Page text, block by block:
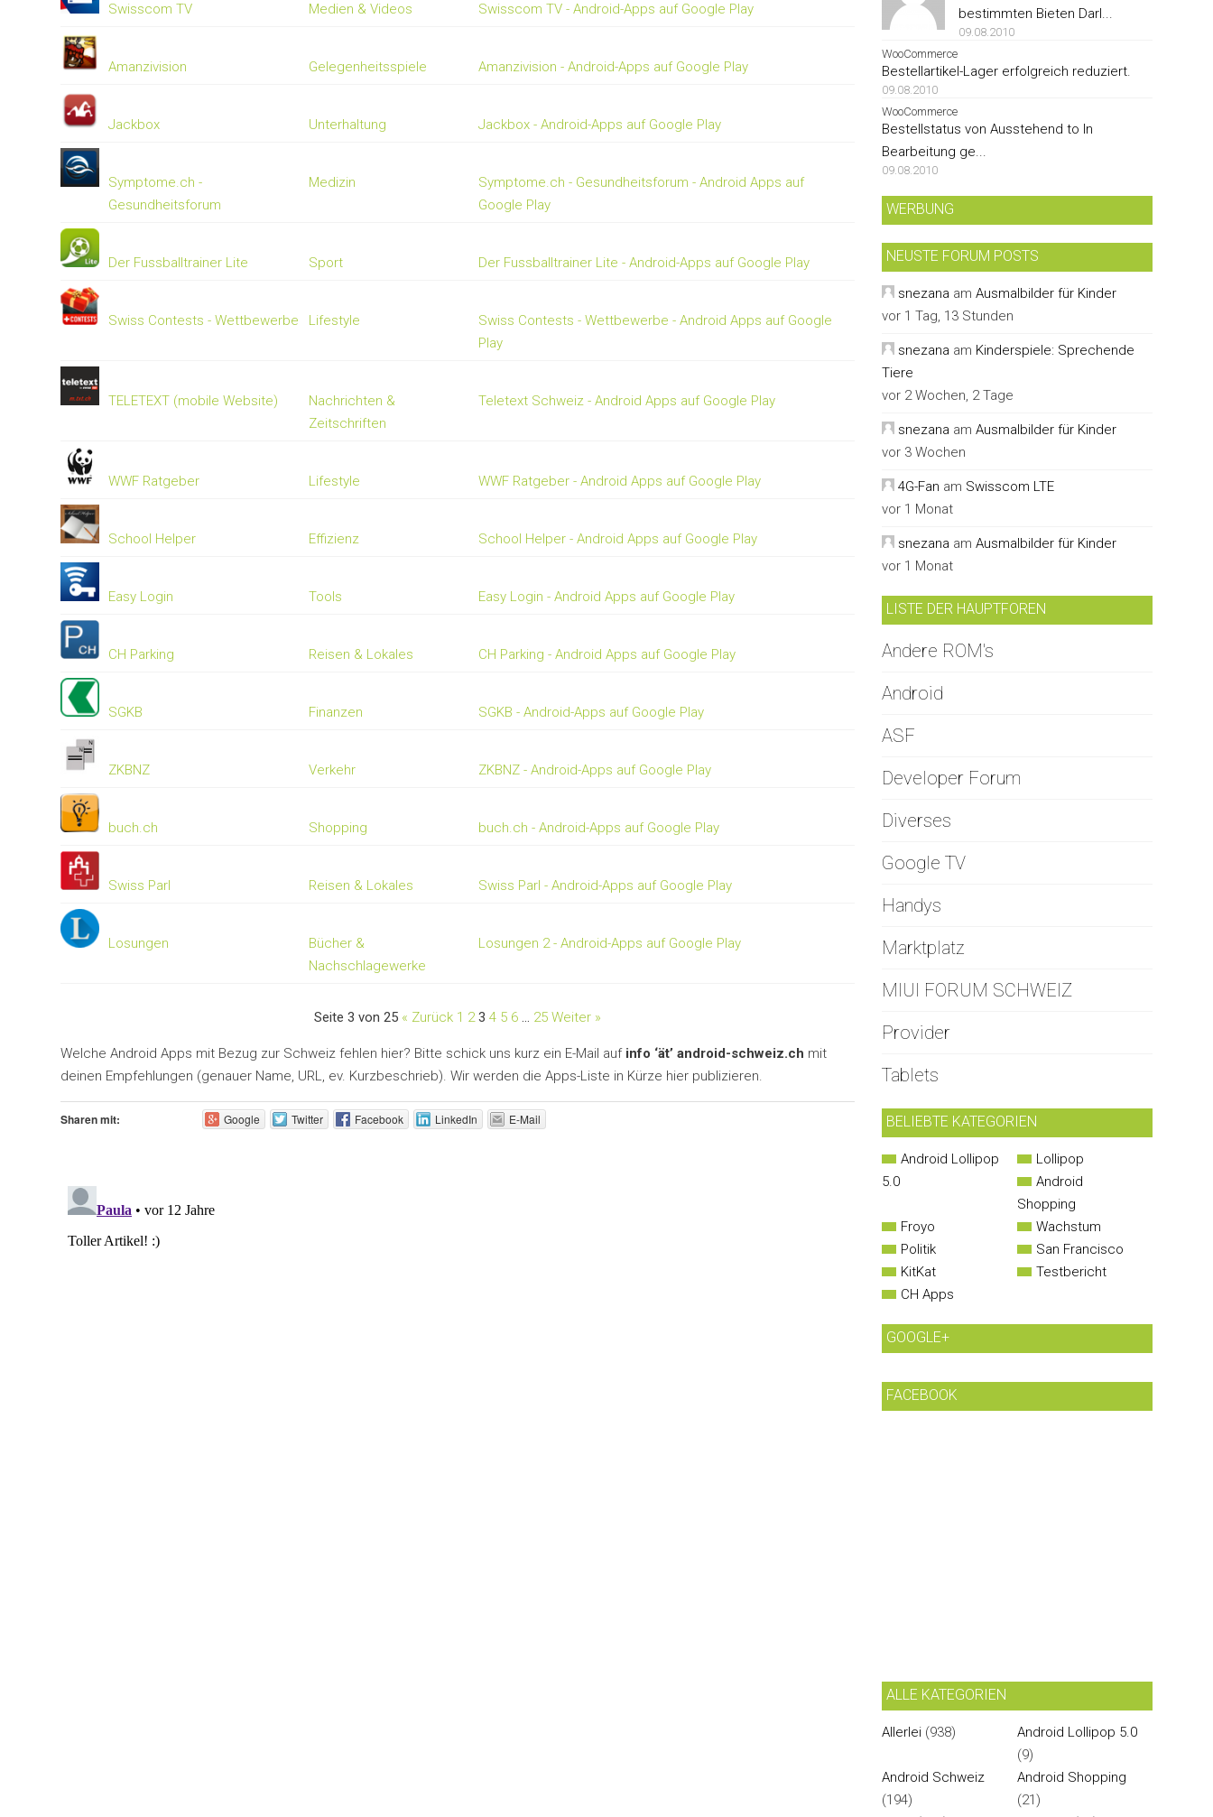
Swisscom TV Medien & Videos Swisscom TV - Android-Apps auf Google Play
Amanzivision Gelegenheitsspiele Amanzivision - Android-Apps auf Google Play
Jackbox Unterhaltung Jackbox - Android-Apps auf Google Play
Symptome.ch -
Gesundheitsforum
Medizin
Symptome.ch - Gesundheitsforum - Android Apps auf
Google Play
Der Fussballtrainer Lite Sport Der Fussballtrainer Lite - Android-Apps auf Google Play
Swiss Contests - Wettbewerbe Lifestyle
Swiss Contests - Wettbewerbe - Android Apps auf Google
Play
TELETEXT (mobile Website)
Nachrichten &
Zeitschriften
Teletext Schweiz - Android Apps auf Google Play
WWF Ratgeber Lifestyle WWF Ratgeber - Android Apps auf Google Play
School Helper Effizienz School Helper - Android Apps auf Google Play
Easy Login Tools Easy Login - Android Apps auf Google Play
CH Parking Reisen & Lokales CH Parking - Android Apps auf Google Play
SGKB Finanzen SGKB - Android-Apps auf Google Play
ZKBNZ Verkehr ZKBNZ - Android-Apps auf Google Play
buch.ch Shopping buch.ch - Android-Apps auf Google Play
Swiss Parl Reisen & Lokales Swiss Parl - Android-Apps auf Google Play
Losungen
Bücher &
Nachschlagewerke
Losungen 2 - Android-Apps auf Google Play
Seite 3 von 25 « Zurück 1 2 3 4 5 6 … 25 Weiter »
Welche Android Apps mit Bezug zur Schweiz fehlen hier? Bitte schick uns kurz ein E-Mail auf info ‘ät’ android-schweiz.ch mit
deinen Empfehlungen (genauer Name, URL, ev. Kurzbeschrieb). Wir werden die Apps-Liste in Kürze hier publizieren.
Sharen mit: Google Twitter Facebook LinkedIn E-Mail
bestimmten Bieten Darl...
09.08.2010
WooCommerce
Bestellartikel-Lager erfolgreich reduziert.
09.08.2010
WooCommerce
Bestellstatus von Ausstehend to In
Bearbeitung ge...
09.08.2010
WERBUNG
NEUSTE FORUM POSTS
snezana am Ausmalbilder für Kinder
vor 1 Tag, 13 Stunden
snezana am Kinderspiele: Sprechende
Tiere
vor 2 Wochen, 2 Tage
snezana am Ausmalbilder für Kinder
vor 3 Wochen
4G-Fan am Swisscom LTE
vor 1 Monat
snezana am Ausmalbilder für Kinder
vor 1 Monat
LISTE DER HAUPTFOREN
Andere ROM's
Android
ASF
Developer Forum
Diverses
Google TV
Handys
Marktplatz
MIUI FORUM SCHWEIZ
Provider
Tablets
BELIEBTE KATEGORIEN
Android Lollipop
5.0
Lollipop
Android
Shopping
Froyo
Wachstum
Politik
San Francisco
KitKat
Testbericht
CH Apps
GOOGLE+
FACEBOOK
ALLE KATEGORIEN
Allerlei (938)
Android Lollipop 5.0
(9)
Android Schweiz
(194)
Android Shopping
(21)